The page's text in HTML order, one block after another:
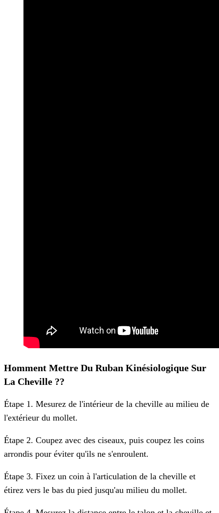
HOmment Mettre Du Ruban Kinésiologique Sur
La Cheville ??
Étape 1. Mesurez de l'intérieur de la cheville au milieu de
l'extérieur du mollet.
Étape 2. Coupez avec des ciseaux, puis coupez les coins
arrondis pour éviter qu'ils ne s'enroulent.
Étape 3. Fixez un coin à l'articulation de la cheville et
étirez vers le bas du pied jusqu'au milieu du mollet.